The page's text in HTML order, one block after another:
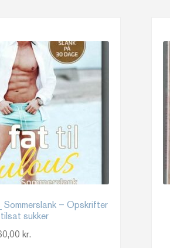
– Opskrifter
sukker
kr.